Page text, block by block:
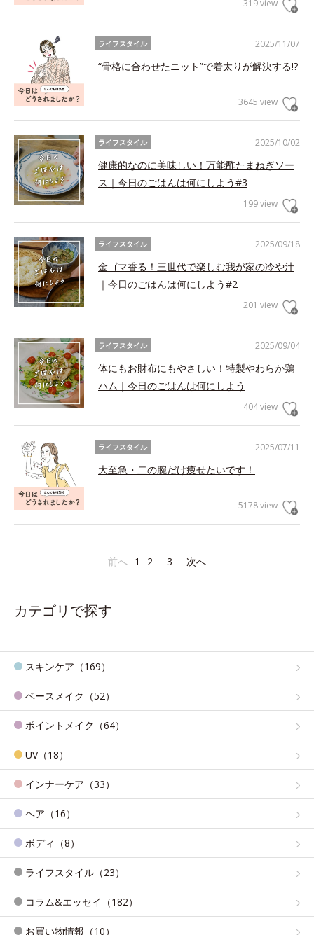
319 view
2025/11/07
ライフスタイル
“骨格に合わせたニット”で着太りが解決する!?
3645 view
2025/10/02
ライフスタイル
健康的なのに美味しい！万能酢たまねぎソー
ス｜今日のごはんは何にしよう#3
199 view
2025/09/18
ライフスタイル
金ゴマ香る！三世代で楽しむ我が家の冷や汁
｜今日のごはんは何にしよう#2
201 view
2025/09/04
ライフスタイル
体にもお財布にもやさしい！特製やわらか鶏
ハム｜今日のごはんは何にしよう
404 view
2025/07/11
ライフスタイル
大至急・二の腕だけ痩せたいです！
5178 view
前へ 1 2 3 次へ
カテゴリで探す
スキンケア（169）
ベースメイク（52）
ポイントメイク（64）
UV（18）
インナーケア（33）
ヘア（16）
ボディ（8）
ライフスタイル（23）
コラム&エッセイ（182）
お買い物情報（10）